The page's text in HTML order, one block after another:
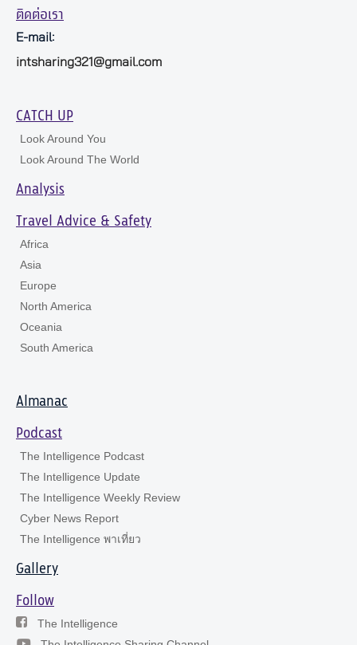
ติดต่อเรา
E-mail:
intsharing321@gmail.com
CATCH UP
Look Around You
Look Around The World
Analysis
Travel Advice & Safety
Africa
Asia
Europe
North America
Oceania
South America
Almanac
Podcast
The Intelligence Podcast
The Intelligence Update
The Intelligence Weekly Review
Cyber News Report
The Intelligence พาเที่ยว
Gallery
Follow
The Intelligence